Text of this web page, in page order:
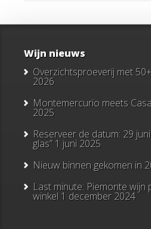
Wijn nieuws
Overzichtsproeverij met
2026
Montemercurio meets
2025
Reserveer de datum: 29
glas” 1 juni 2025
Nieuw binnen gekomen in
Last minute: Piemonte wijn
winkel 1 december 2024